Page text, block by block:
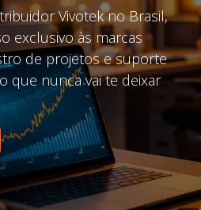
Vivotek no Brasil,
exclusivo às marcas
de projetos e suporte
que nunca vai te deixar